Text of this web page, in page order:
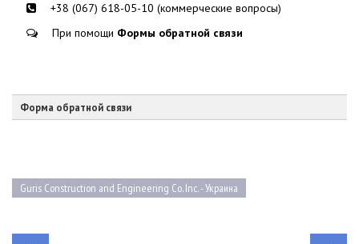
+38 (067) 618-05-10 (коммерческие вопросы)
При помощи Формы обратной связи
Форма обратной связи
Guris Construction and Engineering Co. Inc. - Украина